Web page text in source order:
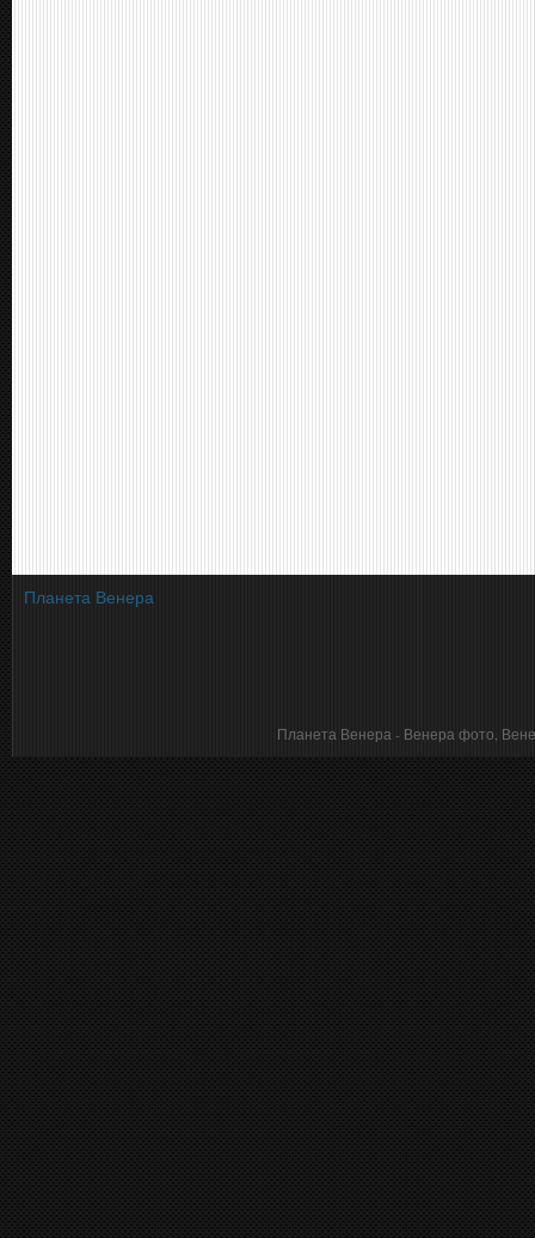
Планета Венера
Планета Венера - Венера фото,